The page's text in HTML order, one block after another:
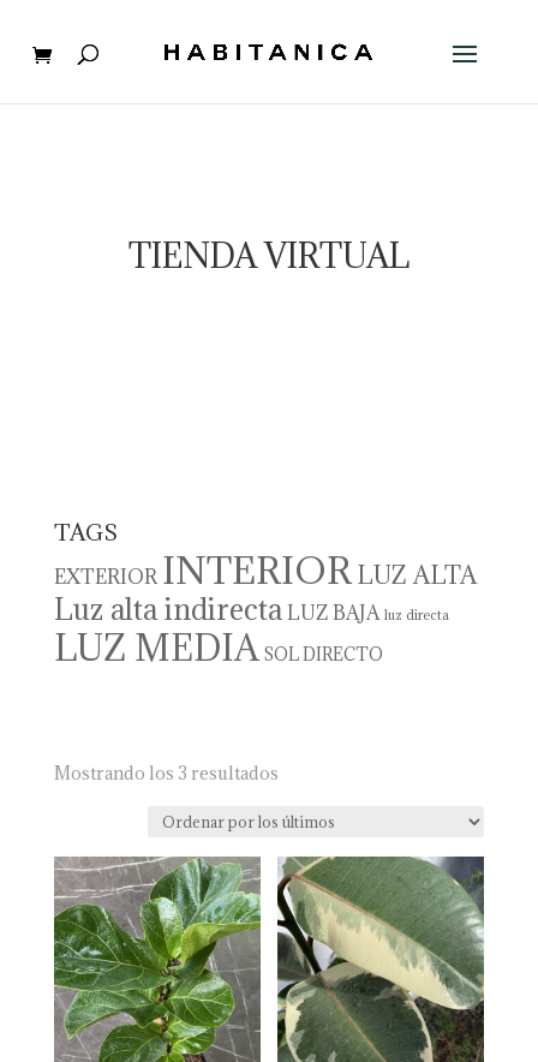
TIENDA VIRTUAL
TAGS
EXTERIOR INTERIOR LUZ ALTA
Luz alta indirecta LUZ BAJA luz directa
LUZ MEDIA SOL DIRECTO
Mostrando los 3 resultadosOrdenado
últimos